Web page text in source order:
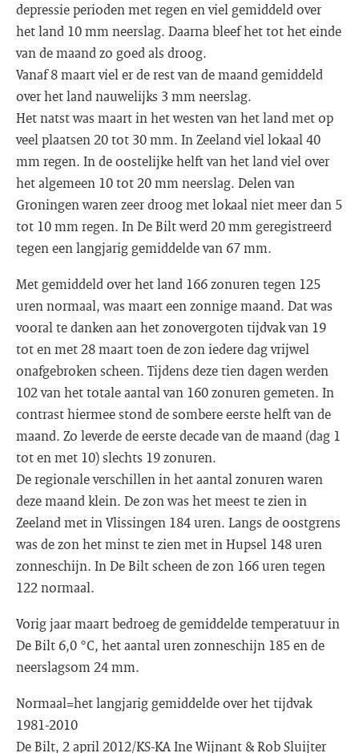
depressie perioden met regen en viel gemiddeld over
het land 10 mm neerslag. Daarna bleef het tot het einde
van de maand zo goed als droog.
Vanaf 8 maart viel er de rest van de maand gemiddeld
over het land nauwelijks 3 mm neerslag.
Het natst was maart in het westen van het land met op
veel plaatsen 20 tot 30 mm. In Zeeland viel lokaal 40
mm regen. In de oostelijke helft van het land viel over
het algemeen 10 tot 20 mm neerslag. Delen van
Groningen waren zeer droog met lokaal niet meer dan 5
tot 10 mm regen. In De Bilt werd 20 mm geregistreerd
tegen een langjarig gemiddelde van 67 mm.
Met gemiddeld over het land 166 zonuren tegen 125
uren normaal, was maart een zonnige maand. Dat was
vooral te danken aan het zonovergoten tijdvak van 19
tot en met 28 maart toen de zon iedere dag vrijwel
onafgebroken scheen. Tijdens deze tien dagen werden
102 van het totale aantal van 160 zonuren gemeten. In
contrast hiermee stond de sombere eerste helft van de
maand. Zo leverde de eerste decade van de maand (dag 1
tot en met 10) slechts 19 zonuren.
De regionale verschillen in het aantal zonuren waren
deze maand klein. De zon was het meest te zien in
Zeeland met in Vlissingen 184 uren. Langs de oostgrens
was de zon het minst te zien met in Hupsel 148 uren
zonneschijn. In De Bilt scheen de zon 166 uren tegen
122 normaal.
Vorig jaar maart bedroeg de gemiddelde temperatuur in
De Bilt 6,0 °C, het aantal uren zonneschijn 185 en de
neerslagsom 24 mm.
Normaal=het langjarig gemiddelde over het tijdvak
1981-2010
De Bilt, 2 april 2012/KS-KA Ine Wijnant & Rob Sluijter